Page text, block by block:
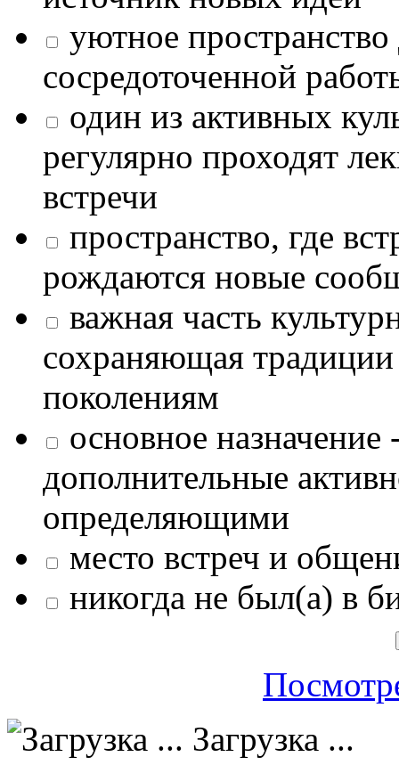
уютное
сосредоточенной
один из активных
регулярно проходят
встречи
пространство, где
рождаются новые
важная часть
сохраняющая
поколениям
основное назначение
дополнительные
определяющими
место встреч и
никогда не был(а) в
Загрузка ...